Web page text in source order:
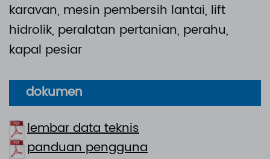
karavan, mesin pembersih lantai, lift
hidrolik, peralatan pertanian, perahu,
kapal pesiar
dokumen
lembar data teknis
panduan pengguna